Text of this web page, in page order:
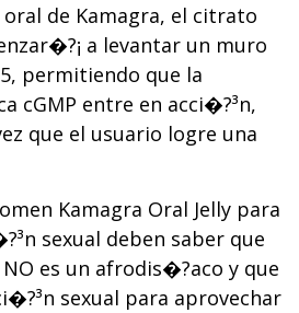
de Kamagra, el citrato
a levantar un muro
permitiendo que la
cGMP entre en acci�?³n,
que el usuario logre una
Kamagra Oral Jelly para
sexual deben saber que
NO es un afrodis�?­aco y que
sexual para aprovechar